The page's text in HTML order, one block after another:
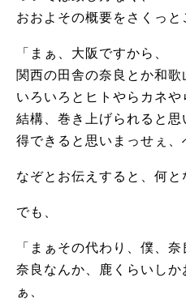
おおよその概要をさくっと
「まぁ、大阪ですから、
関西の田舎の奈良とか和歌
いろいろとヒトやらカネや
結構、巻き上げられると思
得できると思いまっせぇ、
なぞとお伝えすると、何と
でも、
「まぁその代わり、僕、
奈良なんか、鹿くらいし
ぁ、